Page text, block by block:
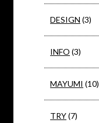
DESIGN (3)
INFO (3)
MAYUMI (10)
TRY(7)